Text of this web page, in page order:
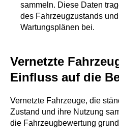
sammeln. Diese Daten
des Fahrzeugzustands
Wartungsplänen bei.
Vernetzte
Einfluss auf die
Vernetzte Fahrzeuge, die
Zustand und ihre Nutzung
die Fahrzeugbewertung